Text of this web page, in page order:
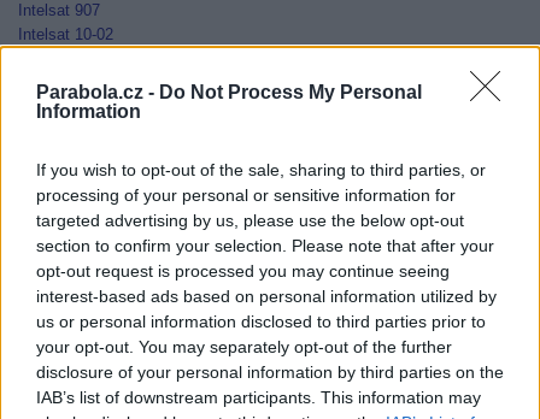
Parabola.cz - Do Not Process My Personal
Information
If you wish to opt-out of the sale, sharing to third parties, or
processing of your personal or sensitive information for
targeted advertising by us, please use the below opt-out
section to confirm your selection. Please note that after your
opt-out request is processed you may continue seeing
interest-based ads based on personal information utilized by
us or personal information disclosed to third parties prior to
your opt-out. You may separately opt-out of the further
disclosure of your personal information by third parties on the
IAB’s list of downstream participants. This information may
Intelsat 907
Intelsat 10-02
Jamal-202
Jamal-402
Nilesat 103
Nilesat 201
Nilesat 301
NSS 5
NSS 7
NSS 12
NSS 703
NSS 806
Optus A3
SES 4